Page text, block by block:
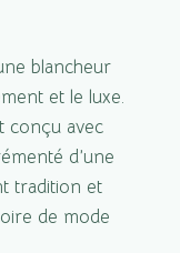
blancheur
et le luxe.
conçu avec
d’une
tradition et
de mode